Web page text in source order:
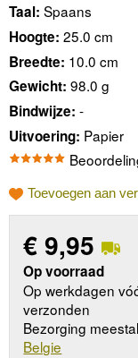
Taal: Spaans
Hoogte: 25.0 cm
Breedte: 10.0 cm
Gewicht: 98.0 g
Bindwijze: -
Uitvoering: Papier
Toevoegen aan
€9,95
Op voorraad
Op werkdagen
verzonden
Bezorging
Belgie